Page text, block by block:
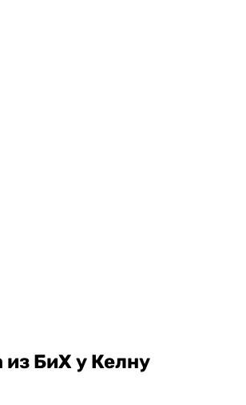
из БиХ у Келну